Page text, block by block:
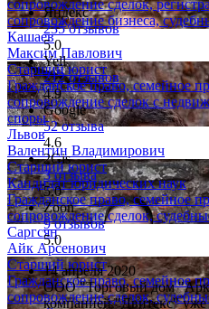
сопровождение сделок,
сопровождение бизнеса,
Кашаев
Максим Павлович
Старший юрист
Гражданское право, семейное
сопровождение сделок с
споры
Львов
Валентин Владимирович
Старший юрист
Кандидат юридических наук
Гражданское право, семейное
сопровождение сделок,
Саргсян
Айк Арсенович
Старший юрист
Гражданское право, семейное
сопровождение сделок,
Яндекс
235 отзывов
5.0
Yell
212 отзывов
4.9
Google
52 отзыва
4.6
2Gis
3 отзыва
5.0
Zoon
9 отзывов
5.0
14 апреля 2020
ООО "Торговый дом
компанией "Двитекс" уже